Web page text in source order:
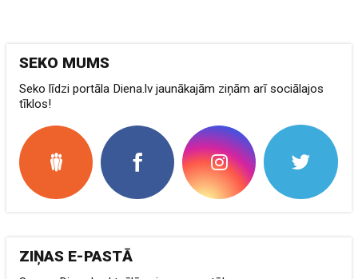
SEKO MUMS
Seko līdzi portāla Diena.lv jaunākajām ziņām arī sociālajos
tīklos!
ZIŅAS E-PASTĀ